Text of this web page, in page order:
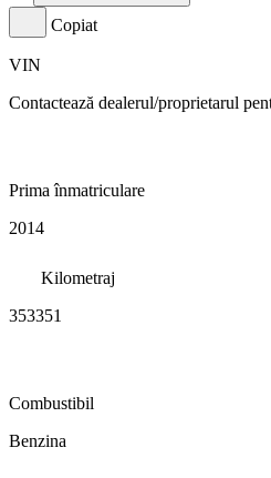
Copiat
VIN
Contactează dealerul/proprietarul
Prima înmatriculare
2014
Kilometraj
353351
Combustibil
Benzina